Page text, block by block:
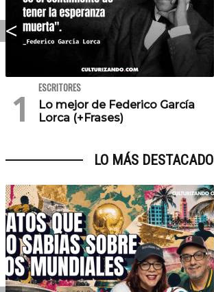
ESCRITORES
Lo mejor de Federico García
Lorca (+Frases)
LO MÁS DESTACADO